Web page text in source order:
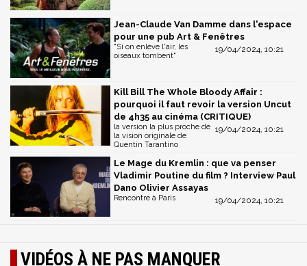
Jean-Claude Van Damme dans l'espace
pour une pub Art & Fenêtres
19/04/2024, 10:21
"Si on enlève l'air, les
oiseaux tombent"
Kill Bill The Whole Bloody Affair :
pourquoi il faut revoir la version Uncut
de 4h35 au cinéma (CRITIQUE)
19/04/2024, 10:21
la version la plus proche de
la vision originale de
Quentin Tarantino
Le Mage du Kremlin : que va penser
Vladimir Poutine du film ? Interview Paul
Dano Olivier Assayas
19/04/2024, 10:21
Rencontre à Paris
VIDÉOS À NE PAS MANQUER